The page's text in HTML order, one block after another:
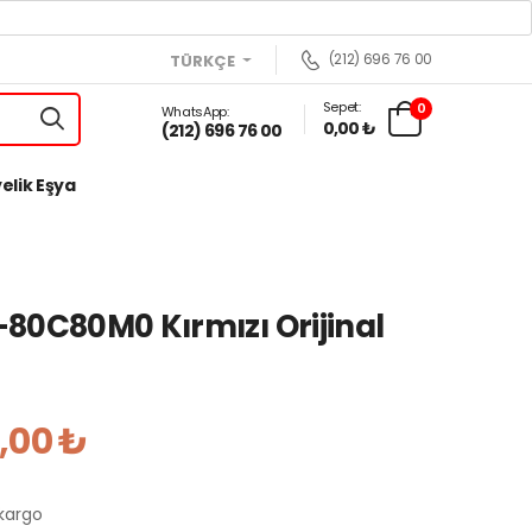
TÜRKÇE (212) 696 76 00
WhatsApp:
(212) 696 76 00
Sepet:
0,00 ₺
0
Eşya
Kırmızı Orijinal
₺